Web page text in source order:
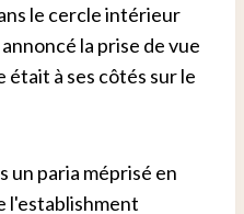
le cercle intérieur
la prise de vue
était à ses côtés sur le
un paria méprisé en
l'establishment